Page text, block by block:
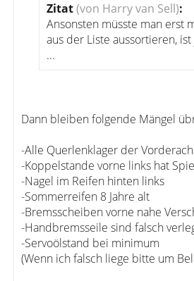
Zitat(von Harry van Sell):
Ansonsten müsste man erst
aus der Liste aussortieren,
...
Dann bleiben folgende Mängel
-Alle Querlenklager der
-Koppelstande vorne links hat
-Nagel im Reifen hinten links
-Sommerreifen 8 Jahre alt
-Bremsscheiben vorne nahe
-Handbremsseile sind falsch
-Servoölstand bei minimum
(Wenn ich falsch liege bitte um